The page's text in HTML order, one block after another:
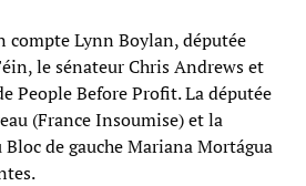
compte Lynn Boylan, députée
le sénateur Chris Andrews et
People Before Profit. La députée
(France Insoumise) et la
de gauche Mariana Mortágua